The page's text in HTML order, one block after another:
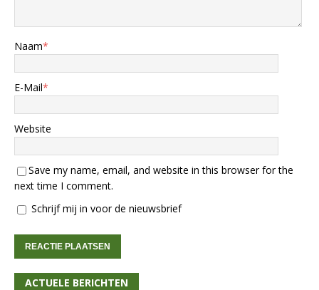
Naam*
E-Mail*
Website
Save my name, email, and website in this browser for the
next time I comment.
Schrijf mij in voor de nieuwsbrief
ACTUELE BERICHTEN